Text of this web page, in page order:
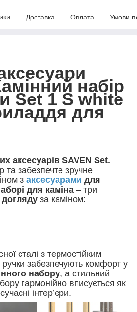
Доставка Оплата Умови
набір
Set 1 S white
для
аксесуарів SAVEN Set.
та забезпечте зручне
з аксесуарами для
для каміна – три
догляду за каміном:
сталі з термостійким
ручки забезпечують комфорт у
набору, а стильний
гармонійно вписується як
інтер’єри.